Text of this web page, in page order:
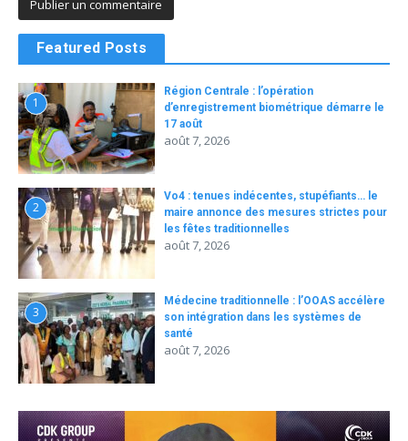
Featured Posts
1
Région Centrale : l’opération
d’enregistrement biométrique démarre le
17 août
août 7, 2026
2
Vo4 : tenues indécentes, stupéfiants… le
maire annonce des mesures strictes pour
les fêtes traditionnelles
août 7, 2026
3
Médecine traditionnelle : l’OOAS accélère
son intégration dans les systèmes de
santé
août 7, 2026